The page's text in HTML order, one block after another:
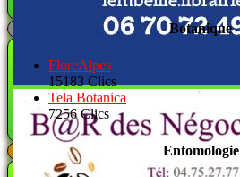
Botanique
FloreAlpes
15183 Clics
Tela Botanica
7256 Clics
Entomologie